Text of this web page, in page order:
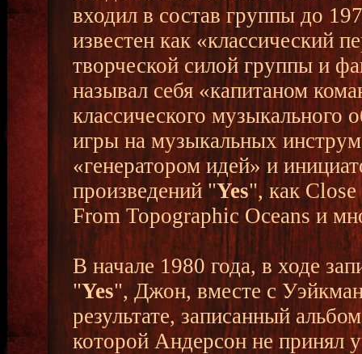
входил в состав группы до
известен как «классический
творческой силой группы и
называл себя «капитаном
классического музыкального
игры на музыкальных
«генератором идей» и
произведений "Yes", как
From Topographic Oceans и
В начале 1980 года, в ходе
"Yes", Джон, вместе с
результате, записанный
которой Андерсон не принял